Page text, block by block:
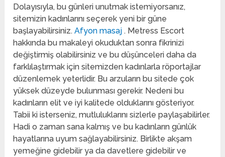
Dolayısıyla, bu günleri unutmak istemiyorsanız,
sitemizin kadınlarını seçerek yeni bir güne
başlayabilirsiniz.Afyon masaj . Metress Escort
hakkında bu makaleyi okuduktan sonra fikrinizi
değiştirmiş olabilirsiniz ve bu düşünceleri daha da
farklılaştırmak için sitemizden kadınlarla röportajlar
düzenlemek yeterlidir. Bu arzuların bu sitede çok
yüksek düzeyde bulunması gerekir. Nedeni bu
kadınların elit ve iyi kalitede olduklarını gösteriyor.
Tabii ki isterseniz, mutluluklarını sizlerle paylaşabilirler.
Hadi o zaman sana kalmış ve bu kadınların günlük
hayatlarına uyum sağlayabilirsiniz. Birlikte akşam
yemeğine gidebilir ya da davetlere gidebilir ve